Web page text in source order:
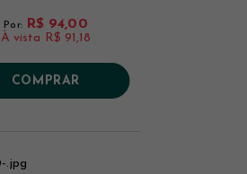
Por: R$ 94,00
À vista R$ 91,18
COMPRAR